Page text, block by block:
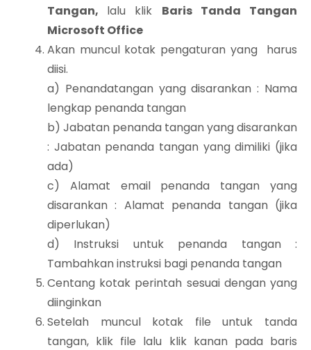
Tangan, lalu klik Baris Tanda Tangan
Microsoft Office
Akan muncul kotak pengaturan yang harus
diisi.
a) Penandatangan yang disarankan : Nama
lengkap penanda tangan
b) Jabatan penanda tangan yang disarankan
: Jabatan penanda tangan yang dimiliki (jika
ada)
c) Alamat email penanda tangan yang
disarankan : Alamat penanda tangan (jika
diperlukan)
d) Instruksi untuk penanda tangan :
Tambahkan instruksi bagi penanda tangan
Centang kotak perintah sesuai dengan yang
diinginkan
Setelah muncul kotak file untuk tanda
tangan, klik file lalu klik kanan pada baris